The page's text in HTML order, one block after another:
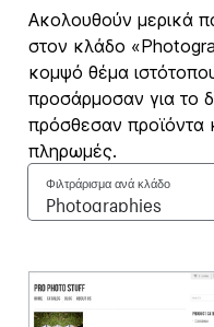
Ακολουθούν μερικά
στον κλάδο
κομψό θέμα
προσάρμοσαν για το
πρόσθεσαν προϊόντα
πληρωμές.
Φιλτράρισμα ανά κλάδο